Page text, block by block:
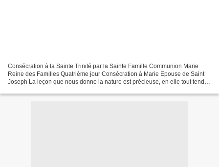
Consécration à la Sainte Trinité par la Sainte Famille Communion Marie
Reine des Familles Quatrième jour Consécration à Marie Epouse de Saint
Joseph La leçon que nous donne la nature est précieuse, en elle tout tend à